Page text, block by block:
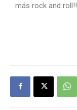
más rock and